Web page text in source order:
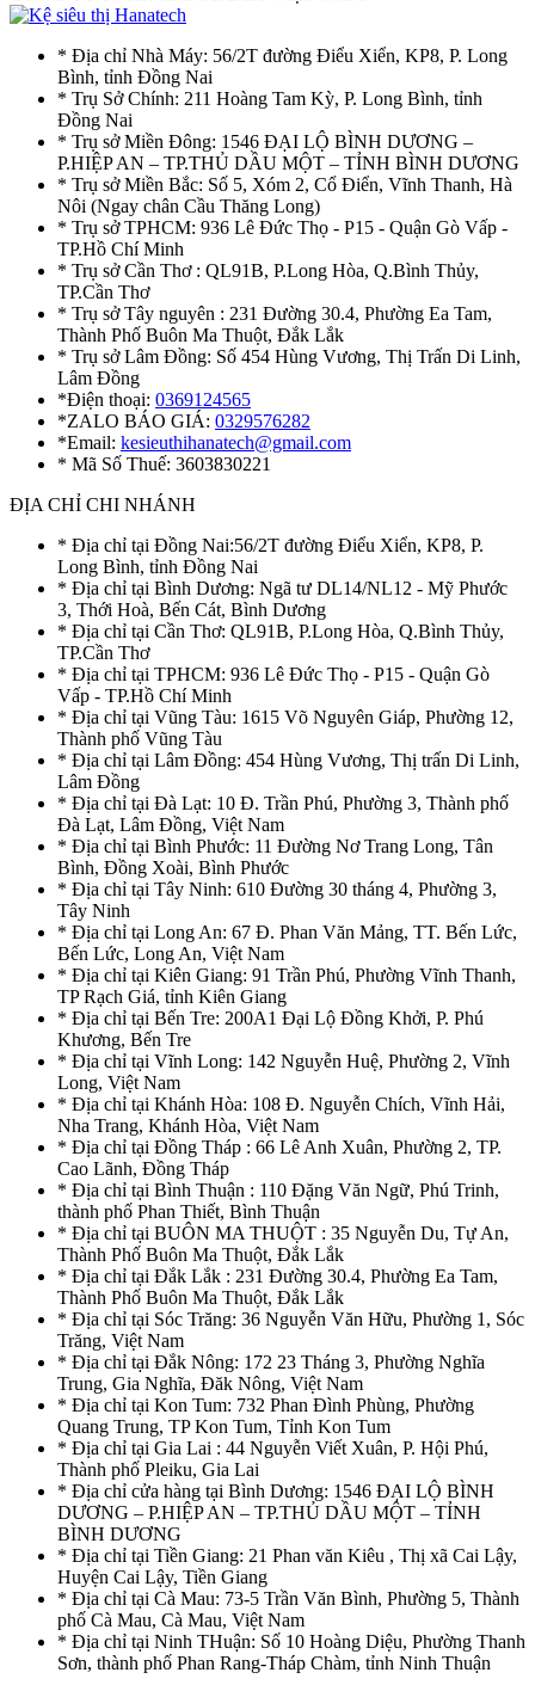
* Địa chỉ Nhà Máy: 56/2T đường Điểu Xiển, KP8, P. Long
Bình, tỉnh Đồng Nai
* Trụ Sở Chính: 211 Hoàng Tam Kỳ, P. Long Bình, tỉnh
Đồng Nai
* Trụ sở Miền Đông: 1546 ĐẠI LỘ BÌNH DƯƠNG –
P.HIỆP AN – TP.THỦ DẦU MỘT – TỈNH BÌNH DƯƠNG
* Trụ sở Miền Bắc: Số 5, Xóm 2, Cổ Điển, Vĩnh Thanh, Hà
Nôi (Ngay chân Cầu Thăng Long)
* Trụ sở TPHCM: 936 Lê Đức Thọ - P15 - Quận Gò Vấp -
TP.Hồ Chí Minh
* Trụ sở Cần Thơ : QL91B, P.Long Hòa, Q.Bình Thủy,
TP.Cần Thơ
* Trụ sở Tây nguyên : 231 Đường 30.4, Phường Ea Tam,
Thành Phố Buôn Ma Thuột, Đắk Lắk
* Trụ sở Lâm Đồng: Số 454 Hùng Vương, Thị Trấn Di Linh,
Lâm Đồng
*Điện thoại: 0369124565
*ZALO BÁO GIÁ: 0329576282
*Email: kesieuthihanatech@gmail.com
* Mã Số Thuế: 3603830221
ĐỊA CHỈ CHI NHÁNH
* Địa chỉ tại Đồng Nai:56/2T đường Điểu Xiển, KP8, P.
Long Bình, tỉnh Đồng Nai
* Địa chỉ tại Bình Dương: Ngã tư DL14/NL12 - Mỹ Phước
3, Thới Hoà, Bến Cát, Bình Dương
* Địa chỉ tại Cần Thơ: QL91B, P.Long Hòa, Q.Bình Thủy,
TP.Cần Thơ
* Địa chỉ tại TPHCM: 936 Lê Đức Thọ - P15 - Quận Gò
Vấp - TP.Hồ Chí Minh
* Địa chỉ tại Vũng Tàu: 1615 Võ Nguyên Giáp, Phường 12,
Thành phố Vũng Tàu
* Địa chỉ tại Lâm Đồng: 454 Hùng Vương, Thị trấn Di Linh,
Lâm Đồng
* Địa chỉ tại Đà Lạt: 10 Đ. Trần Phú, Phường 3, Thành phố
Đà Lạt, Lâm Đồng, Việt Nam
* Địa chỉ tại Bình Phước: 11 Đường Nơ Trang Long, Tân
Bình, Đồng Xoài, Bình Phước
* Địa chỉ tại Tây Ninh: 610 Đường 30 tháng 4, Phường 3,
Tây Ninh
* Địa chỉ tại Long An: 67 Đ. Phan Văn Mảng, TT. Bến Lức,
Bến Lức, Long An, Việt Nam
* Địa chỉ tại Kiên Giang: 91 Trần Phú, Phường Vĩnh Thanh,
TP Rạch Giá, tỉnh Kiên Giang
* Địa chỉ tại Bến Tre: 200A1 Đại Lộ Đồng Khởi, P. Phú
Khương, Bến Tre
* Địa chỉ tại Vĩnh Long: 142 Nguyễn Huệ, Phường 2, Vĩnh
Long, Việt Nam
* Địa chỉ tại Khánh Hòa: 108 Đ. Nguyễn Chích, Vĩnh Hải,
Nha Trang, Khánh Hòa, Việt Nam
* Địa chỉ tại Đồng Tháp : 66 Lê Anh Xuân, Phường 2, TP.
Cao Lãnh, Đồng Tháp
* Địa chỉ tại Bình Thuận : 110 Đặng Văn Ngữ, Phú Trinh,
thành phố Phan Thiết, Bình Thuận
* Địa chỉ tại BUÔN MA THUỘT : 35 Nguyễn Du, Tự An,
Thành Phố Buôn Ma Thuột, Đắk Lắk
* Địa chỉ tại Đắk Lắk : 231 Đường 30.4, Phường Ea Tam,
Thành Phố Buôn Ma Thuột, Đắk Lắk
* Địa chỉ tại Sóc Trăng: 36 Nguyễn Văn Hữu, Phường 1, Sóc
Trăng, Việt Nam
* Địa chỉ tại Đắk Nông: 172 23 Tháng 3, Phường Nghĩa
Trung, Gia Nghĩa, Đăk Nông, Việt Nam
* Địa chỉ tại Kon Tum: 732 Phan Đình Phùng, Phường
Quang Trung, TP Kon Tum, Tỉnh Kon Tum
* Địa chỉ tại Gia Lai : 44 Nguyễn Viết Xuân, P. Hội Phú,
Thành phố Pleiku, Gia Lai
* Địa chỉ cửa hàng tại Bình Dương: 1546 ĐẠI LỘ BÌNH
DƯƠNG – P.HIỆP AN – TP.THỦ DẦU MỘT – TỈNH
BÌNH DƯƠNG
* Địa chỉ tại Tiền Giang: 21 Phan văn Kiêu , Thị xã Cai Lậy,
Huyện Cai Lậy, Tiền Giang
* Địa chỉ tại Cà Mau: 73-5 Trần Văn Bình, Phường 5, Thành
phố Cà Mau, Cà Mau, Việt Nam
* Địa chỉ tại Ninh THuận: Số 10 Hoàng Diệu, Phường Thanh
Sơn, thành phố Phan Rang-Tháp Chàm, tỉnh Ninh Thuận